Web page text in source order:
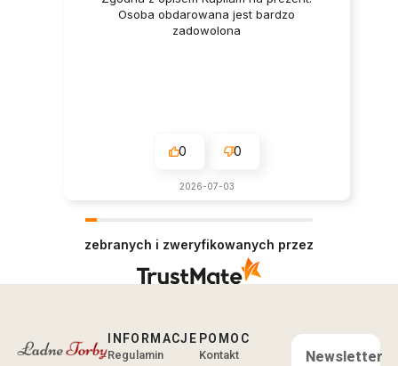
Osoba obdarowana jest bardzo
zadowolona
0 0
2026-07-03
zebranych i zweryfikowanych przez
INFORMACJE
Regulamin
POMOC
Kontakt
Newsletter